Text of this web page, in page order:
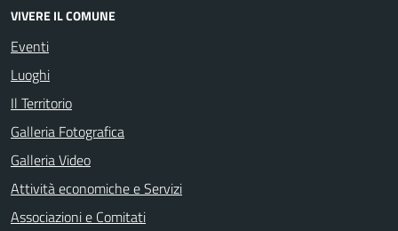
VIVERE IL COMUNE
Eventi
Luoghi
Il Territorio
Galleria Fotografica
Galleria Video
Attività economiche e Servizi
Associazioni e Comitati